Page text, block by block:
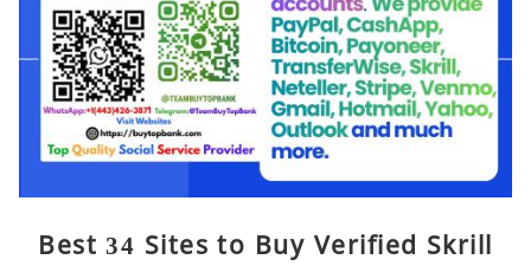
Best 34 Sites to Buy Verified Skrill